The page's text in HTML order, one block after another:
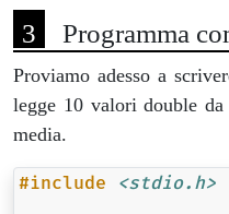
Programma
Proviamo adesso a
legge 10 valori double
media.
#include
<stdio.h>